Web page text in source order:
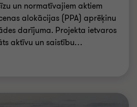
un normatīvajiem aktiem
alokācijas (PPA) aprēķinu
darījuma. Projekta ietvaros
aktīvu un saistību…